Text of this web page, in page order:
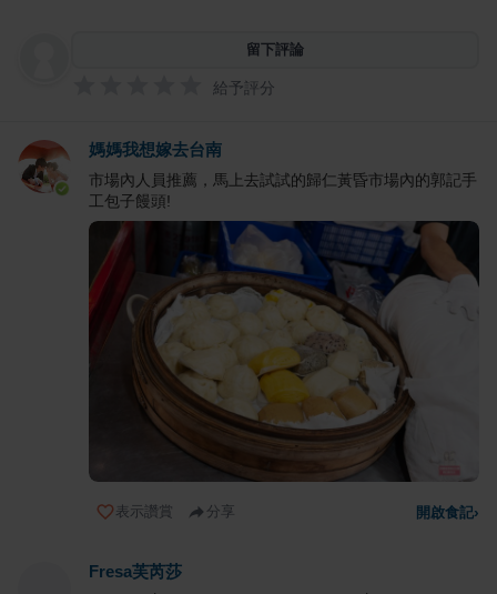
留下評論
給予評分
媽媽我想嫁去台南
市場內人員推薦，馬上去試試的歸仁黃昏市場內的郭記手
工包子饅頭!
表示讚賞 分享 開啟食記›
Fresa芙芮莎